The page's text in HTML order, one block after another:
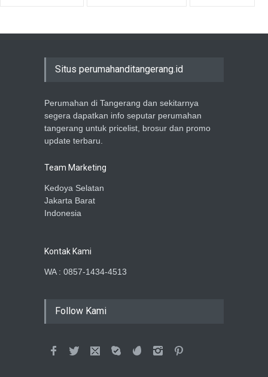
Situs perumahanditangerang.id
Perumahan di Tangerang dan sekitarnya
segera dapatkan info seputar perumahan
tangerang untuk pricelist, brosur dan promo
update terbaru.
Team Marketing
Kedoya Selatan
Jakarta Barat
Indonesia
Kontak Kami
WA : 0857-1434-4513
Follow Kami